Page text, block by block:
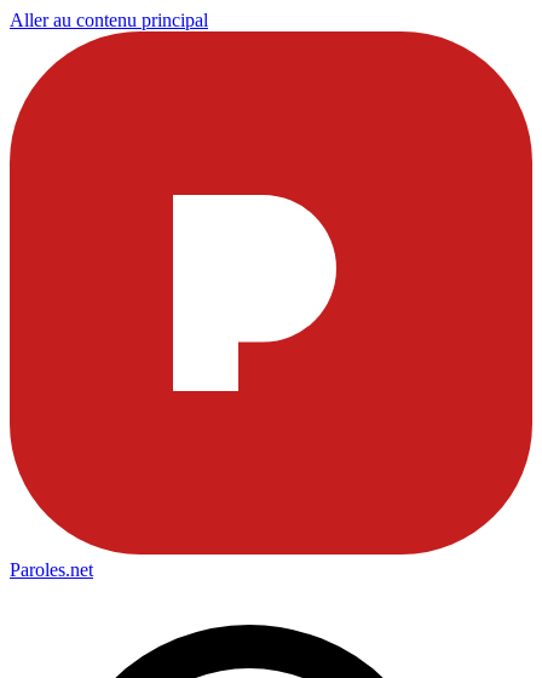
Aller au contenu principal
Paroles.net